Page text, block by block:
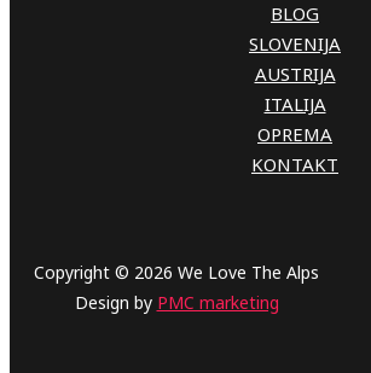
BLOG
SLOVENIJA
AUSTRIJA
ITALIJA
OPREMA
KONTAKT
Copyright © 2026 We Love The Alps
Design by PMC marketing